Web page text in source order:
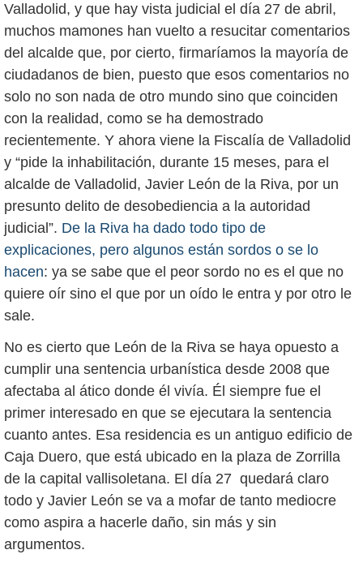
Valladolid, y que hay vista judicial el día 27 de abril,
muchos mamones han vuelto a resucitar comentarios
del alcalde que, por cierto, firmaríamos la mayoría de
ciudadanos de bien, puesto que esos comentarios no
solo no son nada de otro mundo sino que coinciden
con la realidad, como se ha demostrado
recientemente. Y ahora viene la Fiscalía de Valladolid
y “pide la inhabilitación, durante 15 meses, para el
alcalde de Valladolid, Javier León de la Riva, por un
presunto delito de desobediencia a la autoridad
judicial”. De la Riva ha dado todo tipo de
explicaciones, pero algunos están sordos o se lo
hacen: ya se sabe que el peor sordo no es el que no
quiere oír sino el que por un oído le entra y por otro le
sale.
No es cierto que León de la Riva se haya opuesto a
cumplir una sentencia urbanística desde 2008 que
afectaba al ático donde él vivía. Él siempre fue el
primer interesado en que se ejecutara la sentencia
cuanto antes. Esa residencia es un antiguo edificio de
Caja Duero, que está ubicado en la plaza de Zorrilla
de la capital vallisoletana. El día 27 quedará claro
todo y Javier León se va a mofar de tanto mediocre
como aspira a hacerle daño, sin más y sin
argumentos.